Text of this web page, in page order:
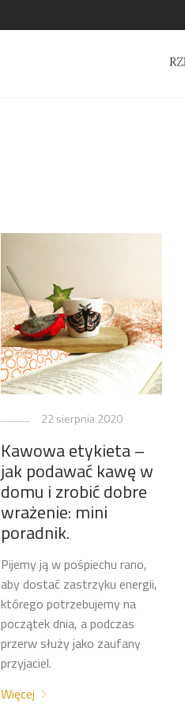
22 sierpnia 2020
Kawowa etykieta –
jak podawać kawę w
domu i zrobić dobre
wrażenie: mini
poradnik.
Pijemy ją w pośpiechu rano,
aby dostać zastrzyku energii,
którego potrzebujemy na
początek dnia, a podczas
przerw służy jako zaufany
przyjaciel.
Więcej